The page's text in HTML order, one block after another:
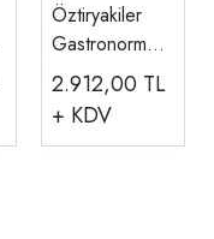
Öztiryakiler
Gastronorm
Küvet, GN
1/1-20 5 Adet
2.912,00 TL
+ KDV